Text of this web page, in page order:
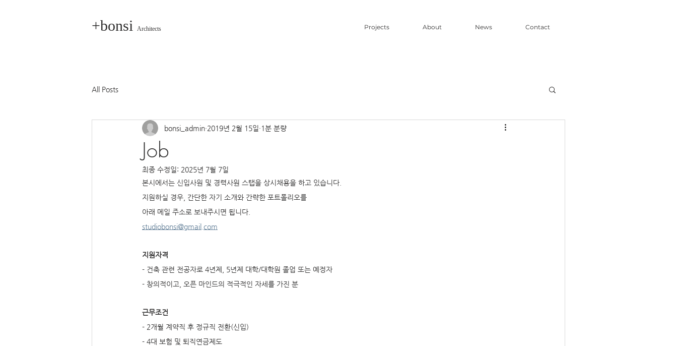
+bonsi Architects Projects About News Contact
All Posts
Job
bonsi_admin 2019년 2월 15일 1분 분량
최종 수정일: 2025년 7월 7일
본시에서는 신입사원 및 경력사원 스탭을 상시채용을 하고 있습니다.
지원하실 경우, 간단한 자기 소개와 간략한 포트폴리오를
아래 메일 주소로 보내주시면 됩니다.
studiobonsi@gmail.com
지원자격
- 건축 관련 전공자로 4년제, 5년제 대학/대학원 졸업 또는 예정자
- 창의적이고, 오픈 마인드의 적극적인 자세를 가진 분
근무조건
- 2개월 계약직 후 정규직 전환(신입)
- 4대 보험 및 퇴직연금제도